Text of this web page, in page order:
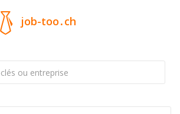
job-too.ch